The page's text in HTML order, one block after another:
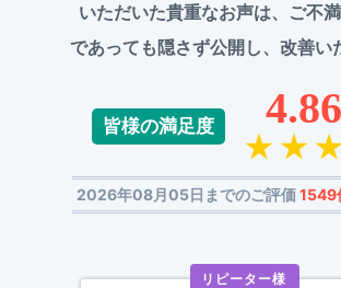
いただいた貴重なお声は、ご不
であっても 隠さず公開し、改善い
皆様の満足度 4.86
2026年08月05日までのご評価1549
リピーター様